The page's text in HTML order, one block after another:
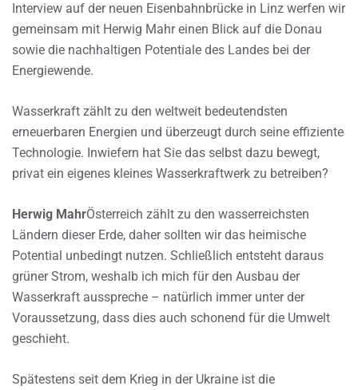
Interview auf der neuen Eisenbahnbrücke in Linz werfen wir
gemeinsam mit Herwig Mahr einen Blick auf die Donau
sowie die nachhaltigen Potentiale des Landes bei der
Energiewende.
Wasserkraft zählt zu den weltweit bedeutendsten
erneuerbaren Energien und überzeugt durch seine effiziente
Technologie. Inwiefern hat Sie das selbst dazu bewegt,
privat ein eigenes kleines Wasserkraftwerk zu betreiben?
Herwig MahrÖsterreich zählt zu den wasserreichsten
Ländern dieser Erde, daher sollten wir das heimische
Potential unbedingt nutzen. Schließlich entsteht daraus
grüner Strom, weshalb ich mich für den Ausbau der
Wasserkraft ausspreche – natürlich immer unter der
Voraussetzung, dass dies auch schonend für die Umwelt
geschieht.
Spätestens seit dem Krieg in der Ukraine ist die